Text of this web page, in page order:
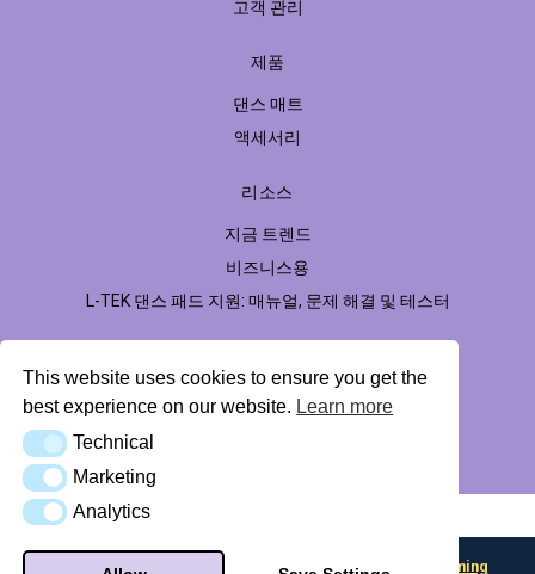
This website uses cookies to ensure you get the
best experience on our website. Learn more
Technical
Technical
Marketing
Marketing
AnalyticsAnalytics
고객 관리
제품
댄스 매트
액세서리
리소스
지금 트렌드
비즈니스용
L-TEK 댄스 패드 지원: 매뉴얼, 문제 해결 및 테스터
© 2026 LTEK Sp. z o.o. 판권 소유.
개인 데이터 보호 정책 프로필 허브
Looking for input flexibility? Discover Boulder — L-TEK Gaming